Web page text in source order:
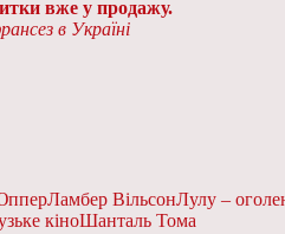
вже у продажу.
в Україні
Ламбер ВільсонЛулу –
кіноШанталь Тома